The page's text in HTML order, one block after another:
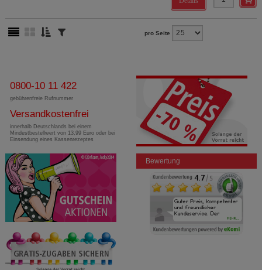
pro Seite
0800-10 11 422
gebührenfreie Rufnummer
Versandkostenfrei
innerhalb Deutschlands bei einem
Mindestbestellwert von 13,99 Euro oder bei
Einsendung eines Kassenrezeptes
Bewertung